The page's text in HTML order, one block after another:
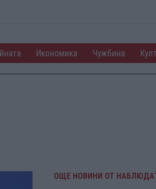
Икономика Чужбина
ОЩЕ НОВИНИ ОТ